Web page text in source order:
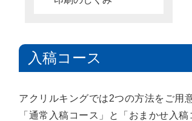
入稿コース
アクリルキングでは2つの方法をご用
「通常入稿コース」と「おまかせ入